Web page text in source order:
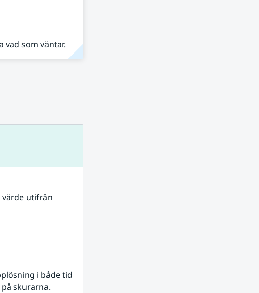
vad som väntar.
utifrån
i både tid
skurarna.